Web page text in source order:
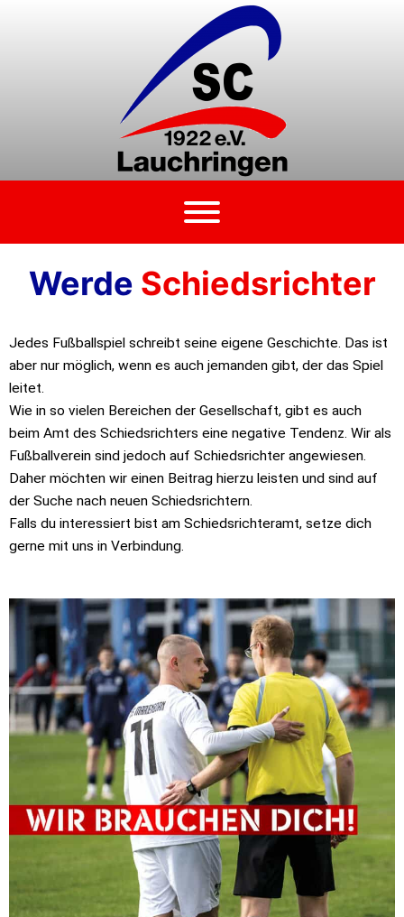
Werde Schiedsrichter
Jedes Fußballspiel schreibt seine eigene Geschichte. Das ist
aber nur möglich, wenn es auch jemanden gibt, der das Spiel
leitet.
Wie in so vielen Bereichen der Gesellschaft, gibt es auch
beim Amt des Schiedsrichters eine negative Tendenz. Wir als
Fußballverein sind jedoch auf Schiedsrichter angewiesen.
Daher möchten wir einen Beitrag hierzu leisten und sind auf
der Suche nach neuen Schiedsrichtern.
Falls du interessiert bist am Schiedsrichteramt, setze dich
gerne mit uns in Verbindung.